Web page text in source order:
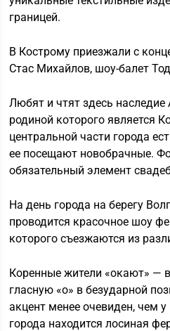
границей.
В Кострому приезжали с
Стас Михайлов, шоу-балет
Любят и чтят здесь наследие
родиной которого является
центральной части города
ее посещают новобрачные.
обязательный элемент
На день города на берегу
проводится красочное шоу
которого съезжаются из
Коренные жители «окают» —
гласную «о» в безударной
акцент менее очевиден, чем
города находится лосиная